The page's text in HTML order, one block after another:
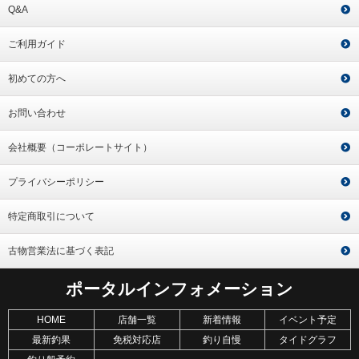
Q&A
ご利用ガイド
初めての方へ
お問い合わせ
会社概要（コーポレートサイト）
プライバシーポリシー
特定商取引について
古物営業法に基づく表記
ポータルインフォメーション
HOME 店舗一覧 新着情報
イベント予定
最新釣果
免税対応店 釣り自慢
タイドグラフ